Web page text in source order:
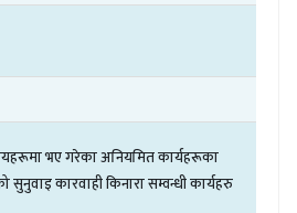
भएगरेकाअनियमितकार्यहरूका
सुनुवाइकारवाहीकिनारासम्वन्धीकार्यहरु